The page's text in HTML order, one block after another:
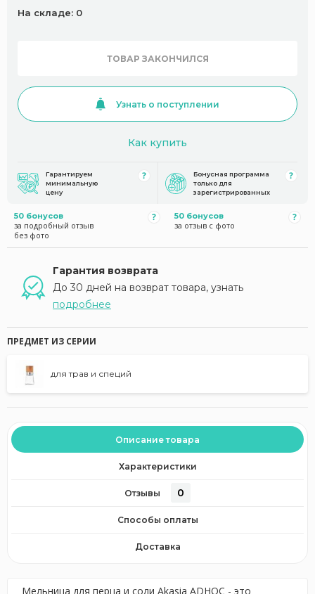
На складе: 0
ТОВАР ЗАКОНЧИЛСЯ
Узнать о поступлении
Как купить
Гарантируем
минимальную
цену
Бонусная программа
только для
зарегистрированных
50 бонусов
за подробный отзыв
без фото
50 бонусов
за отзыв с фото
Гарантия возврата
До 30 дней на возврат товара, узнать
подробнее
ПРЕДМЕТ ИЗ СЕРИИ
для трав и специй
Описание товара
Характеристики
Отзывы 0
Способы оплаты
Доставка
Мельница для перца и соли Akasia ADHOC - это